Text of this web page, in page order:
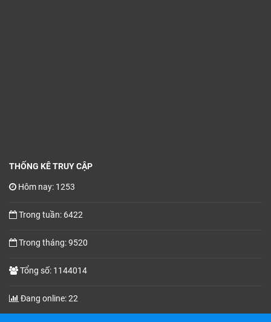
THỐNG KÊ TRUY CẬP
Hôm nay: 1253
Trong tuần: 6422
Trong tháng: 9520
Tổng số: 1144014
Đang online: 22